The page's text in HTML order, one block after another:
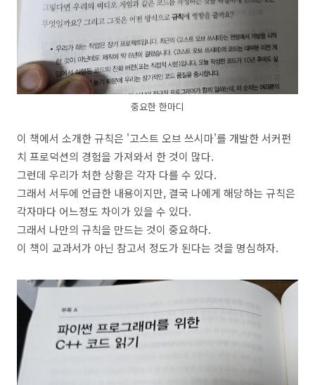
중요한 한마디
이 책에서 소개한 규칙은 '고스트 오브 쓰시마'를 개발한 서커펀
치 프로덕션의 경험을 가져와서 한 것이 많다.
그런데 우리가 처한 상황은 각자 다를 수 있다.
그래서 서두에 언급한 내용이지만, 결국 나에게 해당하는 규칙은
각자마다 어느정도 차이가 있을 수 있다.
그래서 나만의 규칙을 만드는 것이 중요하다.
이 책이 교과서가 아닌 참고서 정도가 된다는 것을 명심하자.